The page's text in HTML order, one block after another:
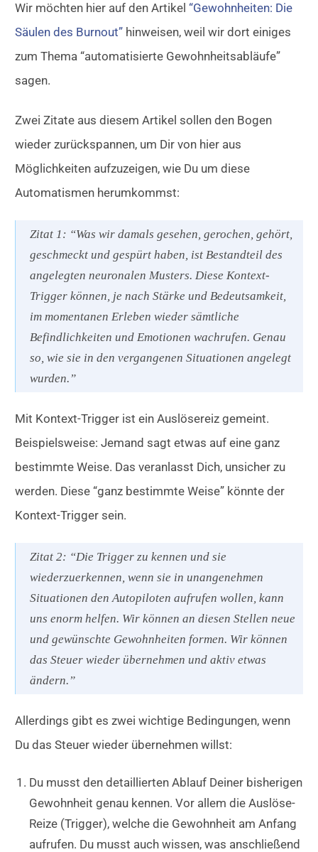
Wir möchten hier auf den Artikel “Gewohnheiten: Die
Säulen des Burnout” hinweisen, weil wir dort einiges
zum Thema “automatisierte Gewohnheitsabläufe”
sagen.
Zwei Zitate aus diesem Artikel sollen den Bogen
wieder zurückspannen, um Dir von hier aus
Möglichkeiten aufzuzeigen, wie Du um diese
Automatismen herumkommst:
Zitat 1: “Was wir damals gesehen, gerochen, gehört,
geschmeckt und gespürt haben, ist Bestandteil des
angelegten neuronalen Musters. Diese Kontext-
Trigger können, je nach Stärke und Bedeutsamkeit,
im momentanen Erleben wieder sämtliche
Befindlichkeiten und Emotionen wachrufen. Genau
so, wie sie in den vergangenen Situationen angelegt
wurden.”
Mit Kontext-Trigger ist ein Auslösereiz gemeint.
Beispielsweise: Jemand sagt etwas auf eine ganz
bestimmte Weise. Das veranlasst Dich, unsicher zu
werden. Diese “ganz bestimmte Weise” könnte der
Kontext-Trigger sein.
Zitat 2: “Die Trigger zu kennen und sie
wiederzuerkennen, wenn sie in unangenehmen
Situationen den Autopiloten aufrufen wollen, kann
uns enorm helfen. Wir können an diesen Stellen neue
und gewünschte Gewohnheiten formen. Wir können
das Steuer wieder übernehmen und aktiv etwas
ändern.”
Allerdings gibt es zwei wichtige Bedingungen, wenn
Du das Steuer wieder übernehmen willst:
Du musst den detaillierten Ablauf Deiner bisherigen
Gewohnheit genau kennen. Vor allem die Auslöse-
Reize (Trigger), welche die Gewohnheit am Anfang
aufrufen. Du musst auch wissen, was anschließend